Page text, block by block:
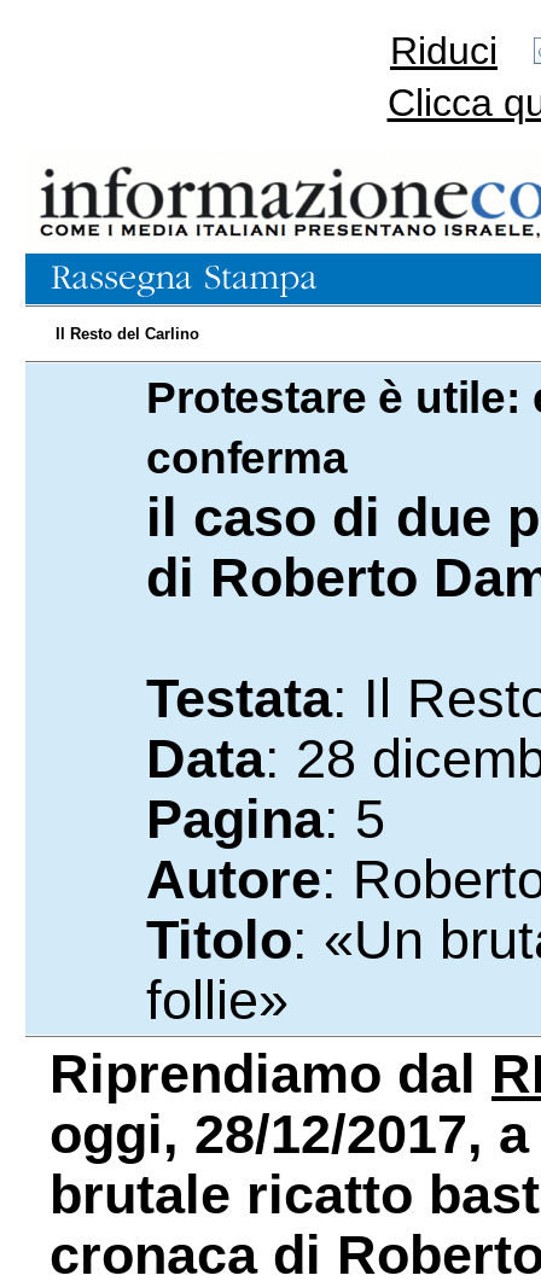
Riduci
Clicca
Il Resto del Carlino
Protestare è utile:
conferma
il caso di due
di Roberto
Testata: Il
Data: 28
Pagina: 5
Autore:
Titolo: «Un
follie»
Riprendiamo dal
oggi, 28/12/2017,
brutale ricatto
cronaca di